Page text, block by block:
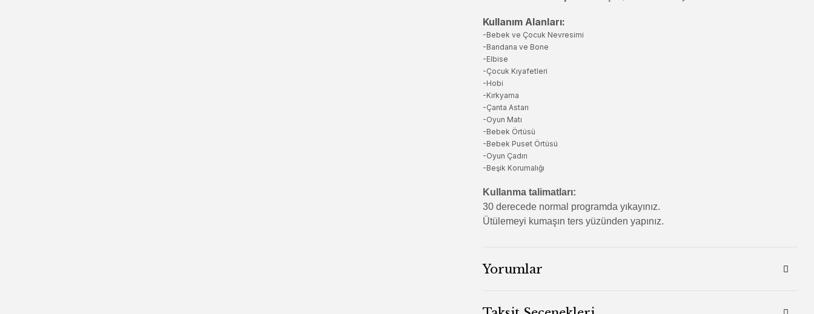
Kullanım Alanları:
-Bebek ve Çocuk Nevresimi
-Bandana ve Bone
-Elbise
-Çocuk Kıyafetleri
-Hobi
-Kırkyama
-Çanta Astarı
-Oyun Matı
-Bebek Örtüsü
-Bebek Puset Örtüsü
-Oyun Çadırı
-Beşik Korumalığı
Kullanma talimatları:
30 derecede normal programda yıkayınız.
Ütülemeyi kumaşın ters yüzünden yapınız.
Yorumlar